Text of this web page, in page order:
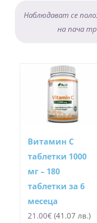
Наблюдават се
на пача
Витамин С
таблетки 1000
мг – 180
таблетки за 6
месеца
21.00€ (41.07 лв.)